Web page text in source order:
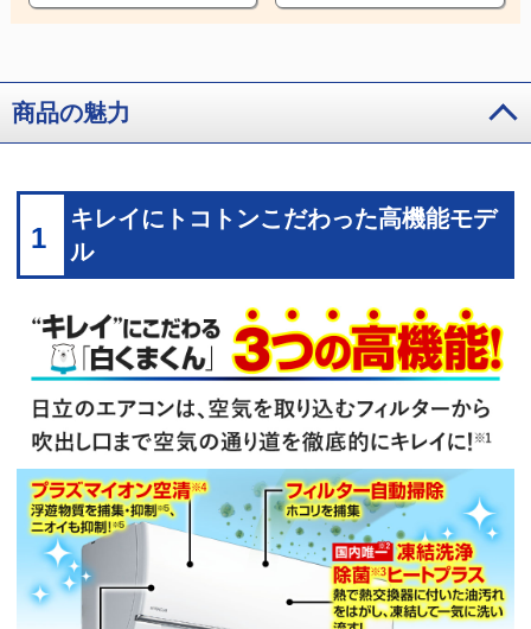
商品の魅力
1
キレイにトコトンこだわった高機能モデ
ル